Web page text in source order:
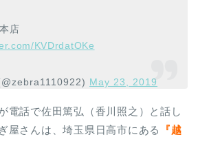
店
KVDrdatOKe
May 23, 2019
電話で佐田篤弘（香川照之）と話し
屋さんは、埼玉県日高市にある
『越